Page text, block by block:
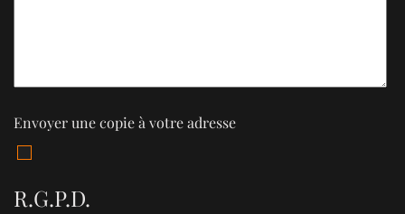
Envoyer une copie à votre adresse
R.G.P.D.